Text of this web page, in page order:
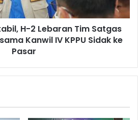
H-2 Lebaran Tim Satgas
Kanwil IV KPPU Sidak ke
Pasar